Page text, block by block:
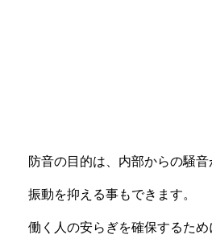
防音の目的は、内部からの騒
振動を抑える事もできます。
働く人の安らぎを確保するた